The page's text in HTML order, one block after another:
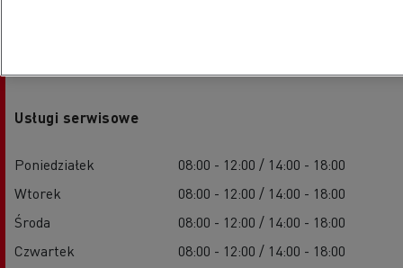
Usługi serwisowe
Poniedziałek
08:00 - 12:00 / 14:00 - 18:00
Wtorek
08:00 - 12:00 / 14:00 - 18:00
Środa
08:00 - 12:00 / 14:00 - 18:00
Czwartek
08:00 - 12:00 / 14:00 - 18:00